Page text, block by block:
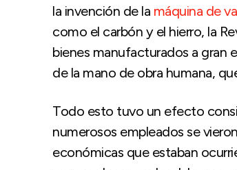
la invención de la máquina de
como el carbón y el hierro, la
bienes manufacturados a gran
de la mano de obra humana,
Todo esto tuvo un efecto
numerosos empleados se
económicas que estaban